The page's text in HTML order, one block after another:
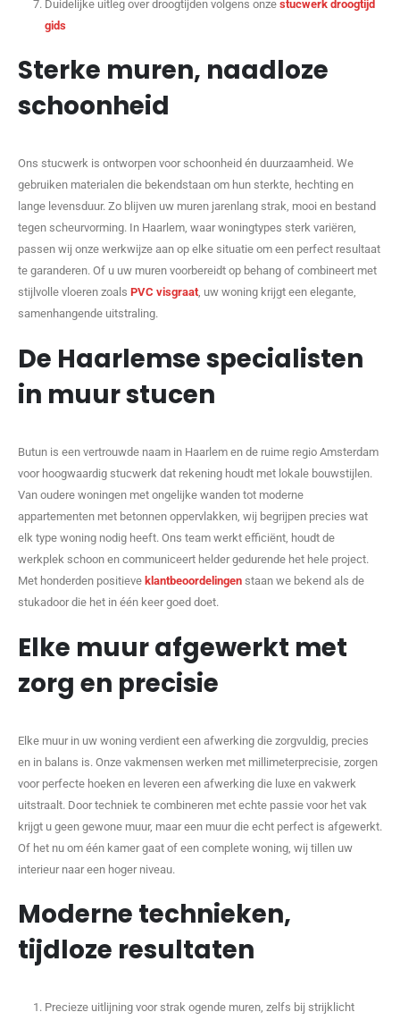
Duidelijke uitleg over droogtijden volgens onze stucwerk droogtijd
gids
Sterke muren, naadloze
schoonheid
Ons stucwerk is ontworpen voor schoonheid én duurzaamheid. We
gebruiken materialen die bekendstaan om hun sterkte, hechting en
lange levensduur. Zo blijven uw muren jarenlang strak, mooi en bestand
tegen scheurvorming. In Haarlem, waar woningtypes sterk variëren,
passen wij onze werkwijze aan op elke situatie om een perfect resultaat
te garanderen. Of u uw muren voorbereidt op behang of combineert met
stijlvolle vloeren zoals PVC visgraat, uw woning krijgt een elegante,
samenhangende uitstraling.
De Haarlemse specialisten
in muur stucen
Butun is een vertrouwde naam in Haarlem en de ruime regio Amsterdam
voor hoogwaardig stucwerk dat rekening houdt met lokale bouwstijlen.
Van oudere woningen met ongelijke wanden tot moderne
appartementen met betonnen oppervlakken, wij begrijpen precies wat
elk type woning nodig heeft. Ons team werkt efficiënt, houdt de
werkplek schoon en communiceert helder gedurende het hele project.
Met honderden positieve klantbeoordelingen staan we bekend als de
stukadoor die het in één keer goed doet.
Elke muur afgewerkt met
zorg en precisie
Elke muur in uw woning verdient een afwerking die zorgvuldig, precies
en in balans is. Onze vakmensen werken met millimeterprecisie, zorgen
voor perfecte hoeken en leveren een afwerking die luxe en vakwerk
uitstraalt. Door techniek te combineren met echte passie voor het vak
krijgt u geen gewone muur, maar een muur die echt perfect is afgewerkt.
Of het nu om één kamer gaat of een complete woning, wij tillen uw
interieur naar een hoger niveau.
Moderne technieken,
tijdloze resultaten
Precieze uitlijning voor strak ogende muren, zelfs bij strijklicht